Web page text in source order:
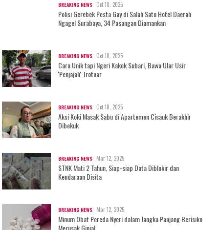
BREAKING NEWS Oct 18, 2025
Polisi Gerebek Pesta Gay di Salah Satu Hotel Daerah
Ngagel Surabaya, 34 Pasangan Diamankan
BREAKING NEWS Oct 18, 2025
Cara Unik tapi Ngeri Kakek Subari, Bawa Ular Usir
'Penjajah' Trotoar
BREAKING NEWS Oct 18, 2025
Aksi Koki Masak Sabu di Apartemen Cisauk Berakhir
Dibekuk
BREAKING NEWS Mar 12, 2025
STNK Mati 2 Tahun, Siap-siap Data Diblokir dan
Kendaraan Disita
BREAKING NEWS Mar 12, 2025
Minum Obat Pereda Nyeri dalam Jangka Panjang Berisiko
Merusak Ginjal